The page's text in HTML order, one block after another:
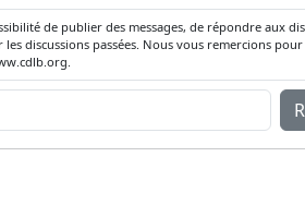
de publier des messages, de répondre aux
discussions passées. Nous vous remercions